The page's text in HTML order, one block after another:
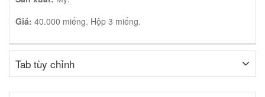
Giá: 40.000 miếng. Hộp 3 miếng.
Tab tùy chỉnh